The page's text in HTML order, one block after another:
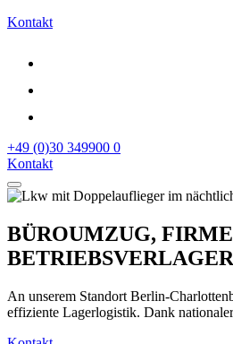
Kontakt
+49 (0)30 349900 0
Kontakt
BÜROUMZUG,
An unserem Standort Berlin-
effiziente Lagerlogistik. Dank